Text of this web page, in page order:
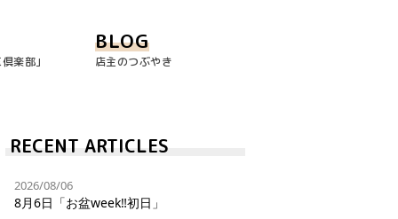
楽部｣
BLOG
店主のつぶやき
RECENT ARTICLES
2026/08/06
8月6日「お盆week‼︎初日」